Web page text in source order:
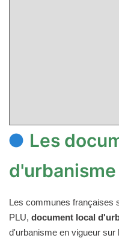
Les
d'urbanisme
Les communes françaises
PLU, document local
d'urbanisme en vigueur